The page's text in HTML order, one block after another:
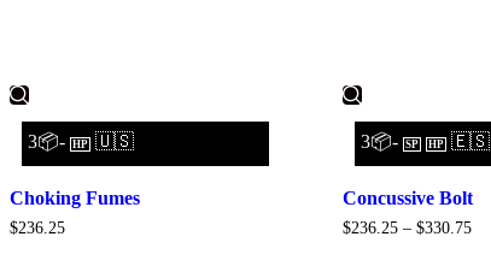
3📦- HP 🇺🇸
Choking Fumes
$236.25
3📦- SP HP 🇪🇸
Concussive Bolt
$236.25– $330.75